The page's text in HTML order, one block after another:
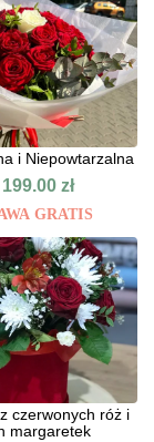
i Niepowtarzalna
199.00zł
GRATIS
czerwonych róż i
margaretek